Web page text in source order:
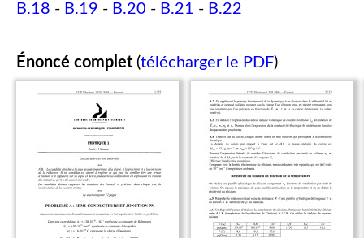
B.18 - B.19 - B.20 - B.21 - B.22
Énoncé complet (télécharger le PDF)